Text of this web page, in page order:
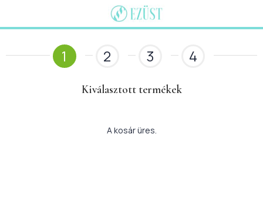
1 2 3 4
Kiválasztott termékek
A kosár üres.